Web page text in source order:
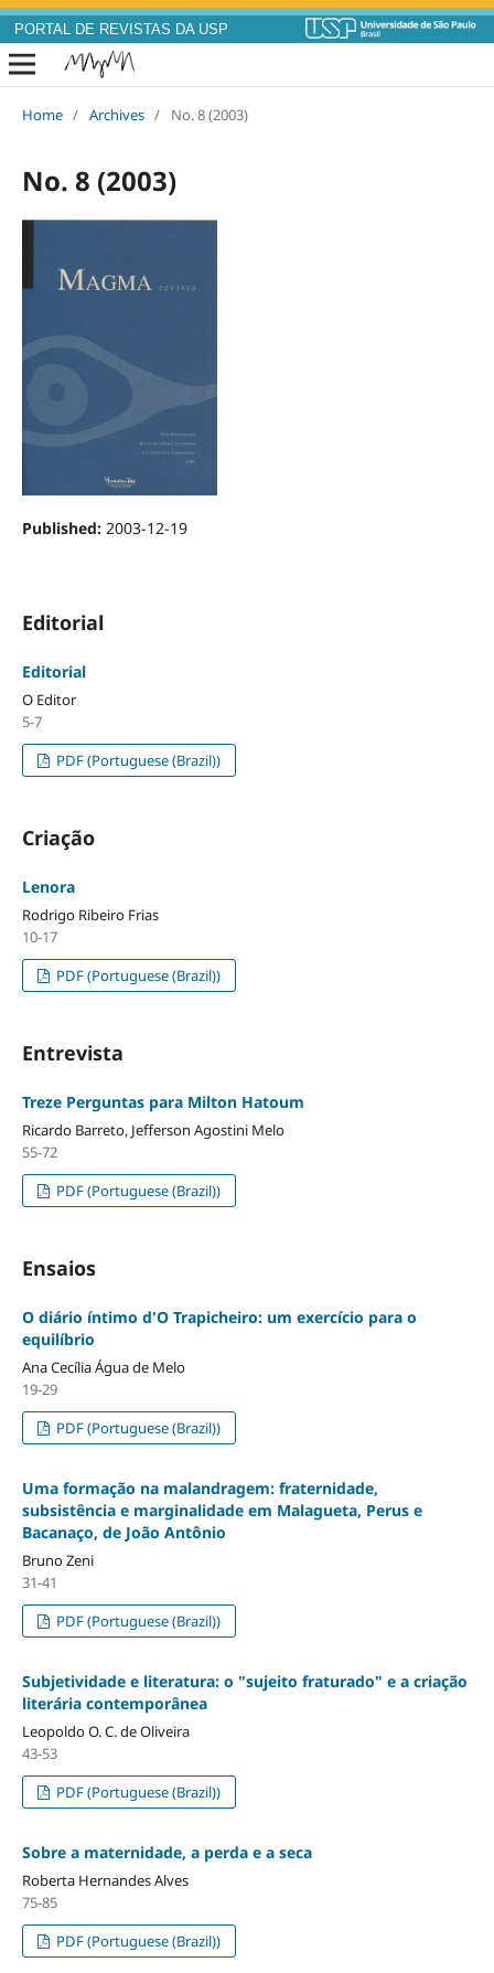
PORTAL DE REVISTAS DA USP
Home / Archives / No. 8 (2003)
No. 8 (2003)
Published: 2003-12-19
Editorial
Editorial
O Editor
5-7
PDF (Portuguese (Brazil))
Criação
Lenora
Rodrigo Ribeiro Frias
10-17
PDF (Portuguese (Brazil))
Entrevista
Treze Perguntas para Milton Hatoum
Ricardo Barreto, Jefferson Agostini Melo
55-72
PDF (Portuguese (Brazil))
Ensaios
O diário íntimo d'O Trapicheiro: um exercício para o
equilíbrio
Ana Cecília Água de Melo
19-29
PDF (Portuguese (Brazil))
Uma formação na malandragem: fraternidade,
subsistência e marginalidade em Malagueta, Perus e
Bacanaço, de João Antônio
Bruno Zeni
31-41
PDF (Portuguese (Brazil))
Subjetividade e literatura: o "sujeito fraturado" e a criação
literária contemporânea
Leopoldo O. C. de Oliveira
43-53
PDF (Portuguese (Brazil))
Sobre a maternidade, a perda e a seca
Roberta Hernandes Alves
75-85
PDF (Portuguese (Brazil))